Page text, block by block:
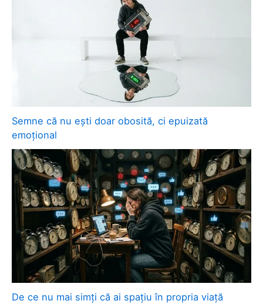
Semne că nu ești doar obosită, ci epuizată
emoțional
De ce nu mai simți că ai spațiu în propria viață